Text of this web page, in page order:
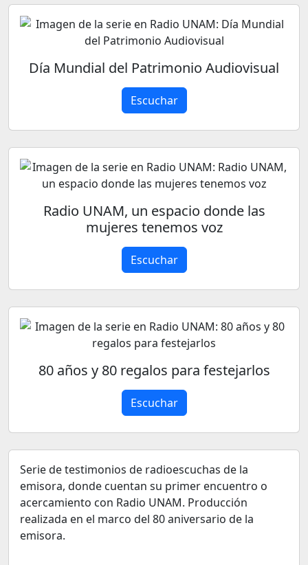
Día Mundial del Patrimonio Audiovisual
Escuchar
Radio UNAM, un espacio donde las
mujeres tenemos voz
Escuchar
80 años y 80 regalos para festejarlos
Escuchar
Serie de testimonios de radioescuchas de la
emisora, donde cuentan su primer encuentro o
acercamiento con Radio UNAM. Producción
realizada en el marco del 80 aniversario de la
emisora.